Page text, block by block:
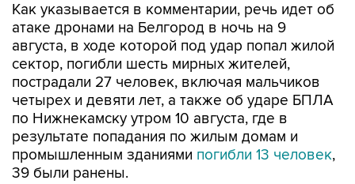
Как указывается в комментарии, речь идет об
атаке дронами на Белгород в ночь на 9
августа, в ходе которой под удар попал жилой
сектор, погибли шесть мирных жителей,
пострадали 27 человек, включая мальчиков
четырех и девяти лет, а также об ударе БПЛА
по Нижнекамску утром 10 августа, где в
результате попадания по жилым домам и
промышленным зданиями погибли 13 человек,
39 были ранены.